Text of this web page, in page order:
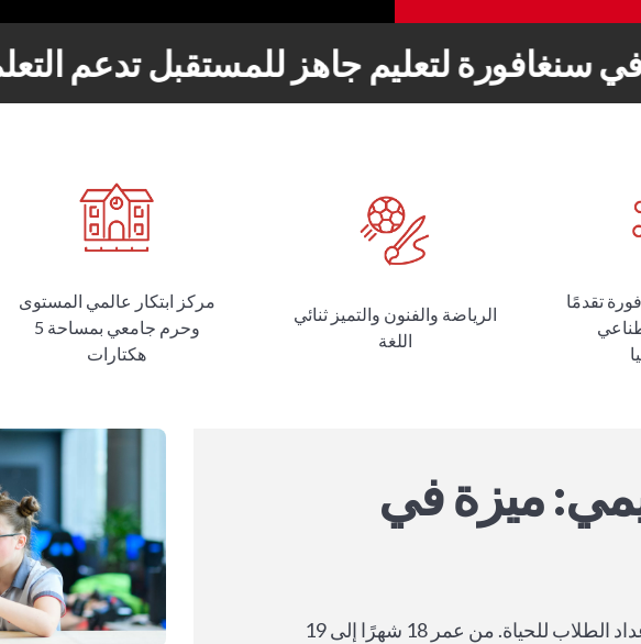
سنغافورة لتعليم جاهز للمستقبل تدعم
تقدمًا
الرياضة والفنون والتميز ثنائي
اللغة
مركز ابتكار عالمي المستوى
وحرم جامعي بمساحة 5
هكتارات
ميزة في
في أكاديمية XCL العالمية، نتجاوز التفوق الأكاديمي لإعداد الطلاب للحياة. من عمر 18 شهرًا إلى 19